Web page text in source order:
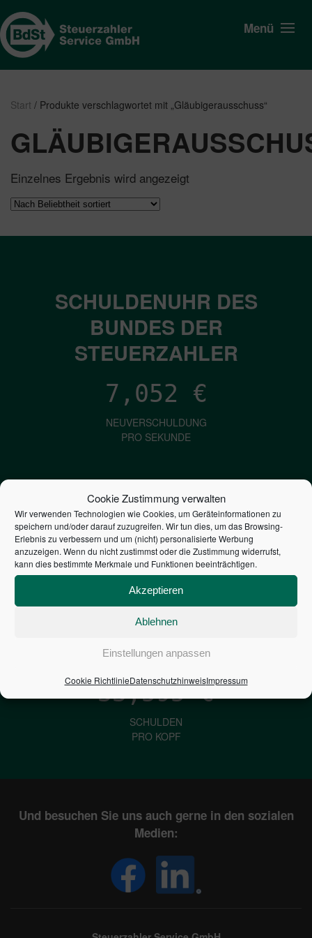
Cookie Zustimmung verwalten
Wir verwenden Technologien wie Cookies, um Geräteinformationen zu
speichern und/oder darauf zuzugreifen. Wir tun dies, um das Browsing-
Erlebnis zu verbessern und um (nicht) personalisierte Werbung
anzuzeigen. Wenn du nicht zustimmst oder die Zustimmung widerrufst,
kann dies bestimmte Merkmale und Funktionen beeinträchtigen.
Akzeptieren
Ablehnen
Einstellungen anpassen
Cookie RichtlinieDatenschutzhinweisImpressum
Menü
Start / Produkte verschlagwortet mit „Gläubigerausschuss“
Einzelnes Ergebnis wird angezeigt
SCHULDENUHR DES
BUNDES DER
STEUERZAHLER
7,052 €
NEUVERSCHULDUNG
PRO SEKUNDE
1,601€
ZINSEN
PRO SEKUNDE
2,804,073,884,765
STAATSVERSCHULDUNG
33,595€
SCHULDEN
PRO KOPF
Und besuchen Sie uns auch gerne in den sozialen
Medien: